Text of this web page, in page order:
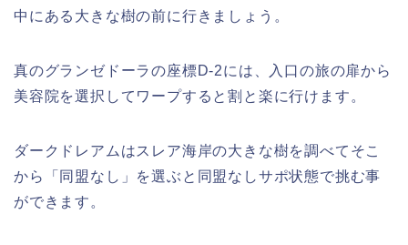
中にある大きな樹の前に行きましょう。
真のグランゼドーラの座標D-2には、入口の旅の扉から
美容院を選択してワープすると割と楽に行けます。
ダークドレアムはスレア海岸の大きな樹を調べてそこ
から「同盟なし」を選ぶと同盟なしサポ状態で挑む事
ができます。